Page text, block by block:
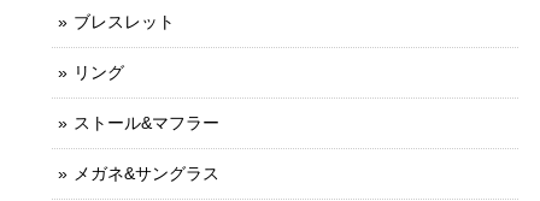
ブレスレット
リング
ストール&マフラー
メガネ&サングラス